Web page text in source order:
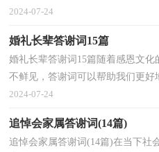
对答谢词一筹莫展吗？下面是小编
2024-07-24
婚礼长辈答谢词15篇
婚礼长辈答谢词15篇随着感恩文
不鲜见，答谢词可以帮助我们更
愿。说到写答谢词，相信很多人都
2024-07-24
追悼会家属答谢词(14篇)
追悼会家属答谢词(14篇)在当下社